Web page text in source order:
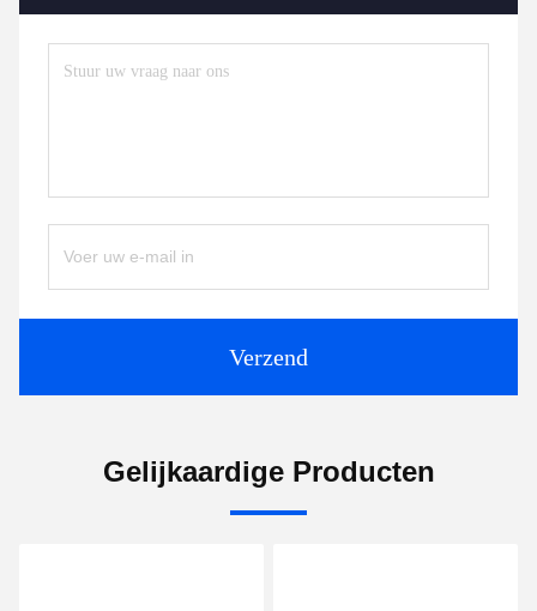
Verzend
Gelijkaardige Producten